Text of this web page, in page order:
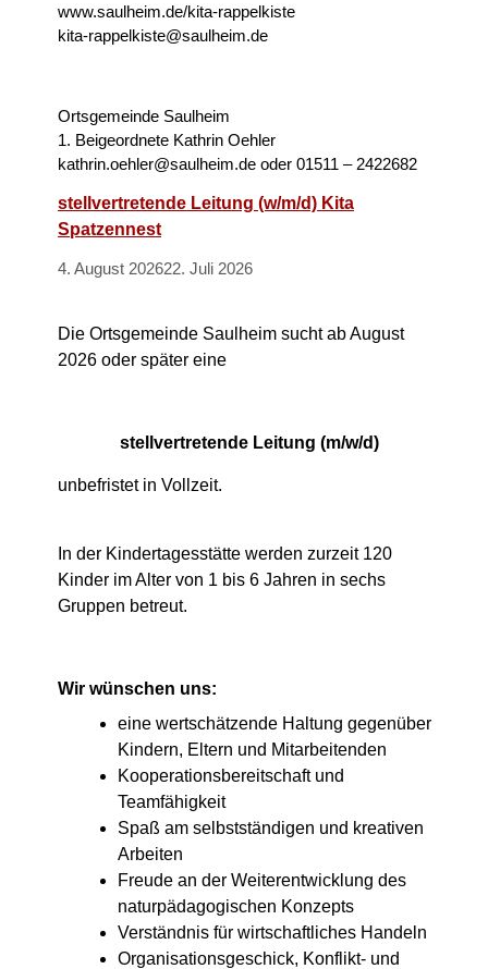
www.saulheim.de/kita-rappelkiste
kita-rappelkiste@saulheim.de
Ortsgemeinde Saulheim
1. Beigeordnete Kathrin Oehler
kathrin.oehler@saulheim.de oder 01511 – 2422682
stellvertretende Leitung (w/m/d) Kita
Spatzennest
4. August 202622. Juli 2026
Die Ortsgemeinde Saulheim sucht ab August
2026 oder später eine
stellvertretende Leitung (m/w/d)
unbefristet in Vollzeit.
In der Kindertagesstätte werden zurzeit 120
Kinder im Alter von 1 bis 6 Jahren in sechs
Gruppen betreut.
Wir wünschen uns:
eine wertschätzende Haltung gegenüber
Kindern, Eltern und Mitarbeitenden
Kooperationsbereitschaft und
Teamfähigkeit
Spaß am selbstständigen und kreativen
Arbeiten
Freude an der Weiterentwicklung des
naturpädagogischen Konzepts
Verständnis für wirtschaftliches Handeln
Organisationsgeschick, Konflikt- und